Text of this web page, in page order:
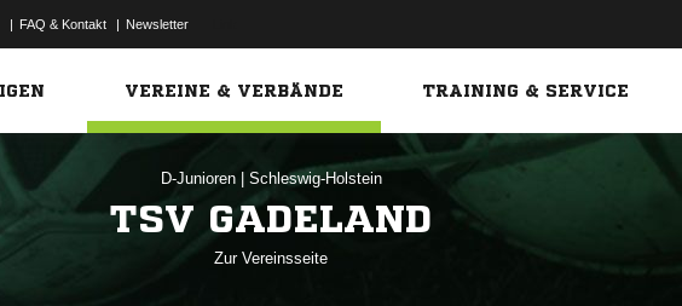
| FAQ & Kontakt | Newsletter
VEREINE & VERBÄNDE TRAINING & SERVICE
D-Junioren Schleswig-Holstein
TSV GADELAND
Zur Vereinsseite